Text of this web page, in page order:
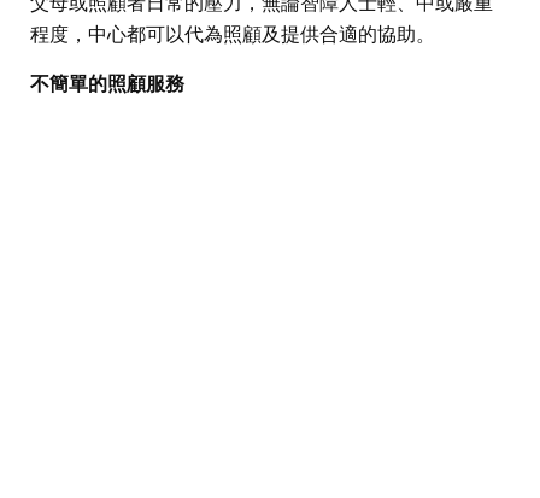
程度，中心都可以代為照顧及提供合適的協助。
不簡單的照顧服務